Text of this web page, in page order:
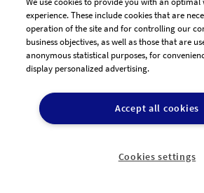
experience. These include cookies that are
operation of the site and for controlling our
business objectives, as well as those that are
anonymous statistical purposes, for
display personalized advertising.
Accept all cookies
Cookies settings